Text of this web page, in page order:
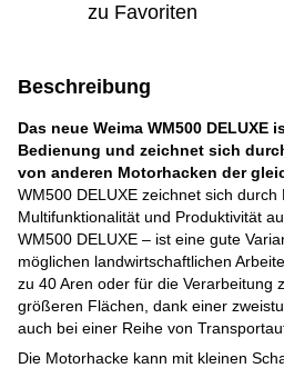
zu Favoriten
Beschreibung
Das neue Weima WM500 DELUXE
Bedienung und zeichnet sich
von anderen Motorhacken der
WM500 DELUXE zeichnet sich durch
Multifunktionalität und Produktivität
WM500 DELUXE – ist eine gute
möglichen landwirtschaftlichen
zu 40 Aren oder für die Verarbeitung
größeren Flächen, dank einer
auch bei einer Reihe von
Die Motorhacke kann mit kleinen